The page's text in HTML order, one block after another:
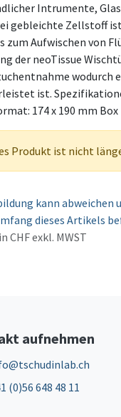
Intrumente,
gebleichte Zellstoff
zum Aufwischen von
der neoTissue
wodurch
ist.
174 x 190 mm Box
Produkt ist nicht
kann
dieses Artikels
CHF exkl. MWST
aufnehmen
(0)56 648 48 11